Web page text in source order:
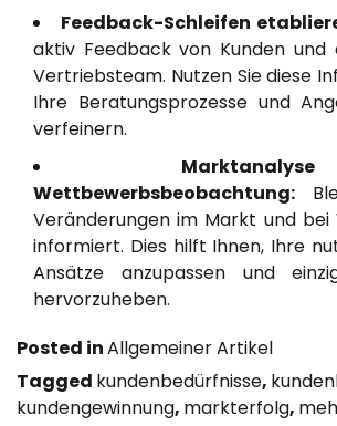
Feedback-Schleifen
aktiv Feedback von Kunden
Vertriebsteam. Nutzen Sie diese
Ihre Beratungsprozesse und
verfeinern.
Wettbewerbsbeobachtung:
Veränderungen im Markt und
informiert. Dies hilft Ihnen, Ihre
Ansätze anzupassen und
hervorzuheben.
Posted inAllgemeiner Artikel
Tagged kundenbedürfnisse,
kundengewinnung, markterfolg,